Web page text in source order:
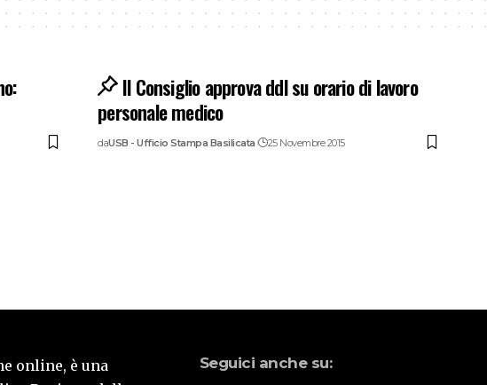
Il Consiglio approva ddl su orario di lavoro
personale medico
daUSB - Ufficio Stampa Basilicata 25 Novembre 2015
online, è una
Seguici anche su: